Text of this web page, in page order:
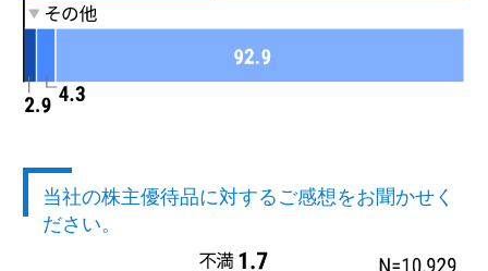
当社の株主優待品に対するご感想をお聞かせく
ださい。